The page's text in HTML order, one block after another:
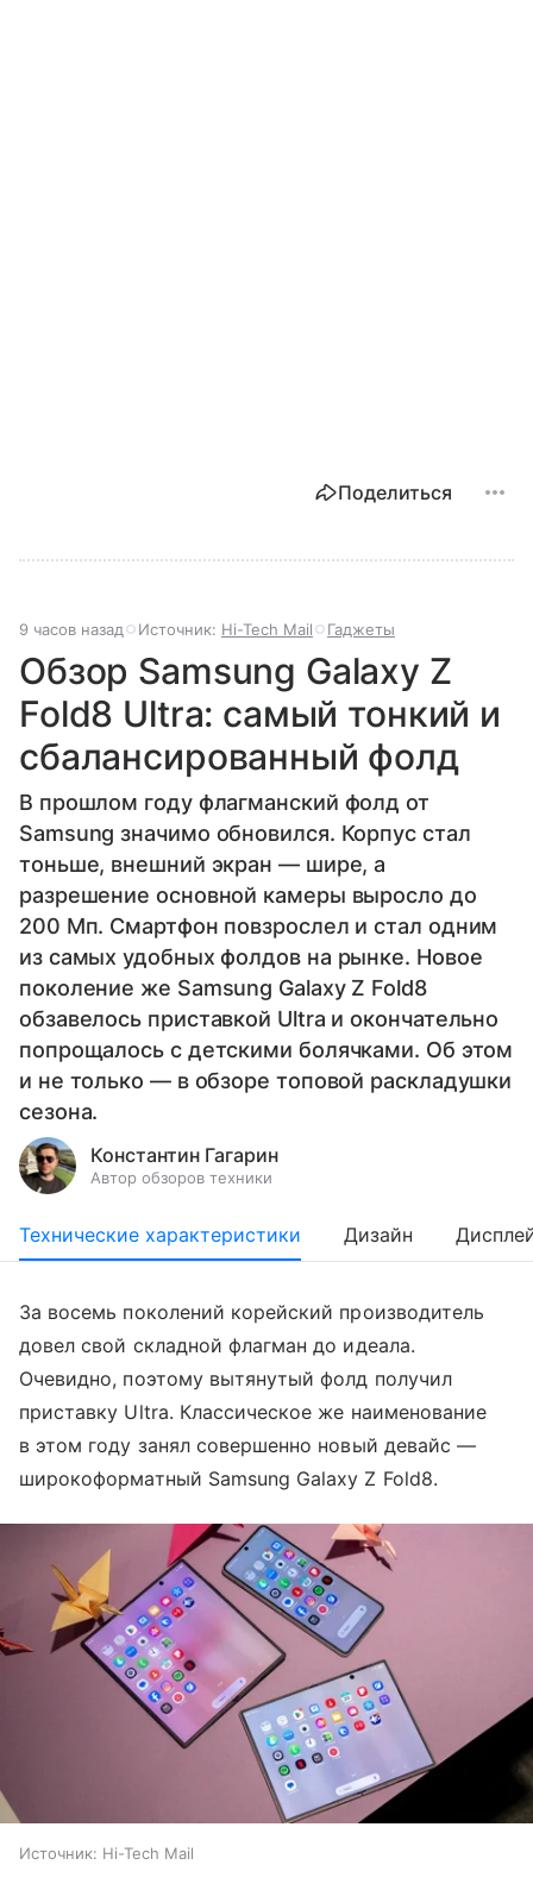
Поделиться
9 часов назад Источник: Hi-Tech Mail Гаджеты
Обзор Samsung Galaxy Z
Fold8 Ultra: самый тонкий и
сбалансированный фолд
В прошлом году флагманский фолд от
Samsung значимо обновился. Корпус стал
тоньше, внешний экран — шире, а
разрешение основной камеры выросло до
200 Мп. Смартфон повзрослел и стал одним
из самых удобных фолдов на рынке. Новое
поколение же Samsung Galaxy Z Fold8
обзавелось приставкой Ultra и окончательно
попрощалось с детскими болячками. Об этом
и не только — в обзоре топовой раскладушки
сезона.
Константин Гагарин
Автор обзоров техники
Технические характеристики Дизайн
За восемь поколений корейский производитель
довел свой складной флагман до идеала.
Очевидно, поэтому вытянутый фолд получил
приставку Ultra. Классическое же наименование
в этом году занял совершенно новый девайс —
широкоформатный Samsung Galaxy Z Fold8.
Источник: Hi-Tech Mail